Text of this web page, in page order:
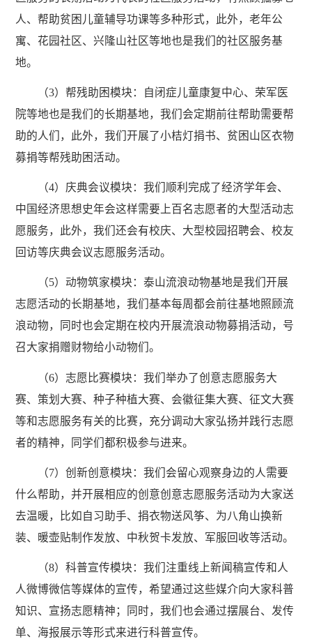
人、帮助贫困儿童辅导功课等多种形式，此外，老年公
寓、花园社区、兴隆山社区等地也是我们的社区服务基
地。
（3）帮残助困模块：自闭症儿童康复中心、荣军医
院等地也是我们的长期基地，我们会定期前往帮助需要帮
助的人们，此外，我们开展了小桔灯捐书、贫困山区衣物
募捐等帮残助困活动。
（4）庆典会议模块：我们顺利完成了经济学年会、
中国经济思想史年会这样需要上百名志愿者的大型活动志
愿服务，此外，我们还会有校庆、大型校园招聘会、校友
回访等庆典会议志愿服务活动。
（5）动物筑家模块：泰山流浪动物基地是我们开展
志愿活动的长期基地，我们基本每周都会前往基地照顾流
浪动物，同时也会定期在校内开展流浪动物募捐活动，号
召大家捐赠财物给小动物们。
（6）志愿比赛模块：我们举办了创意志愿服务大
赛、策划大赛、种子种植大赛、会徽征集大赛、征文大赛
等和志愿服务有关的比赛，充分调动大家弘扬并践行志愿
者的精神，同学们都积极参与进来。
（7）创新创意模块：我们会留心观察身边的人需要
什么帮助，并开展相应的创意创意志愿服务活动为大家送
去温暖，比如自习助手、捐衣物送风筝、为八角山换新
装、暖壶贴制作发放、中秋贺卡发放、军服回收等活动。
（8）科普宣传模块：我们注重线上新闻稿宣传和人
人微博微信等媒体的宣传，希望通过这些媒介向大家科普
知识、宣扬志愿精神；同时，我们也会通过摆展台、发传
单、海报展示等形式来进行科普宣传。